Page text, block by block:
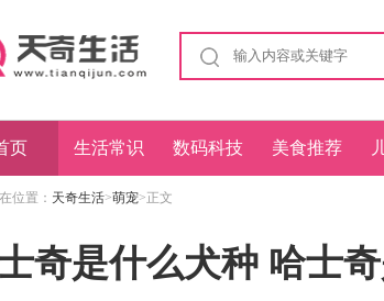
页 生活常识 数码科技 美食推荐
位置： 天奇生活>萌宠>正文
奇是什么犬种 哈士